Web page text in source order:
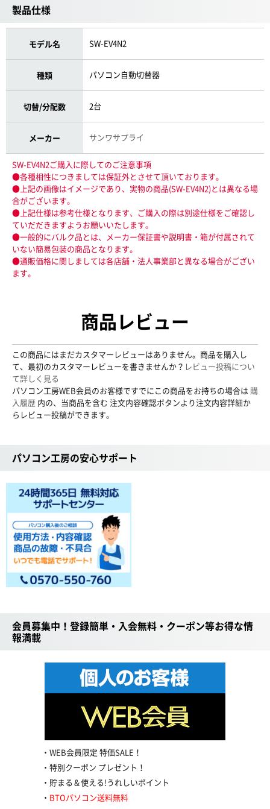
製品仕様
モデル名 SW-EV4N2
種類 パソコン自動切替器
切替/分配数 2台
メーカー サンワサプライ
SW-EV4N2ご購入に際してのご注意事項
●各種相性につきましては保証外とさせて頂いております。
●上記の画像はイメージであり、実物の商品(SW-EV4N2)とは異なる場
合がございます。
●上記仕様は参考仕様となります、ご購入の際は別途仕様をご確認し
ていだだきますようお願いいたします。
●一般的にバルク品とは、メーカー保証書や説明書・箱が付属されて
いない簡易包装の商品となります。
●通販価格に関しましては各店舗・法人事業部と異なる場合がござい
ます。
商品レビュー
この商品にはまだカスタマーレビューはありません。商品を購入し
て、最初のカスタマーレビューを書きませんか？ レビュー投稿につい
て詳しく見る
パソコン工房WEB会員のお客様ですでにこの商品をお持ちの場合は 購
入履歴 内の、当商品を含む 注文内容確認ボタンより注文内容詳細か
らレビュー投稿ができます。
パソコン工房の安心サポート
会員募集中！登録簡単・入会無料・クーポン等お得な情
報満載
WEB会員限定 特価SALE！
特別クーポン プレゼント！
貯まる＆使える!うれしいポイント
BTOパソコン送料無料